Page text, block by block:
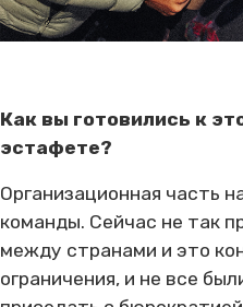
Как вы готовились к
эстафете?
Организационная часть
команды. Сейчас не так
между странами и это
ограничения, и не все